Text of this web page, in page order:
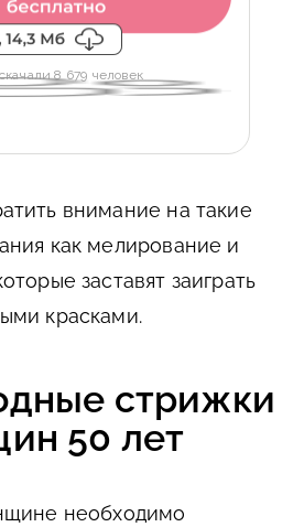
8 679 человек
внимание на такие
как мелирование и
заставят заиграть
красками.
стрижки
50 лет
необходимо